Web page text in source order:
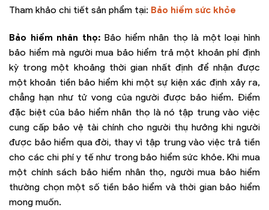
Tham khảo chi tiết sản phẩm tại: Bảo hiểm sức khỏe
Bảo hiểm nhân thọ:Bảo hiểm nhân thọ là một loại hình
bảo hiểm mà người mua bảo hiểm trả một khoản phí định
kỳ trong một khoảng thời gian nhất định để nhận được
một khoản tiền bảo hiểm khi một sự kiện xác định xảy ra,
chẳng hạn như tử vong của người được bảo hiểm. Điểm
đặc biệt của bảo hiểm nhân thọ là nó tập trung vào việc
cung cấp bảo vệ tài chính cho người thụ hưởng khi người
được bảo hiểm qua đời, thay vì tập trung vào việc trả tiền
cho các chi phí y tế như trong bảo hiểm sức khỏe. Khi mua
một chính sách bảo hiểm nhân thọ, người mua bảo hiểm
thường chọn một số tiền bảo hiểm và thời gian bảo hiểm
mong muốn.